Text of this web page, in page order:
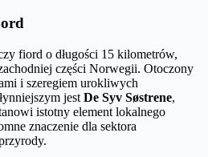
fiord o długości 15 kilometrów,
części Norwegii. Otoczony
i szeregiem urokliwych
jest De Syv Søstrene,
istotny element lokalnego
znaczenie dla sektora